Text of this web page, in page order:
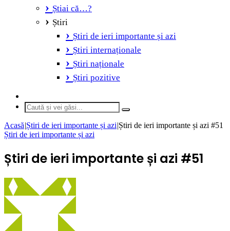
Știai că…?
Știri
Știri de ieri importante și azi
Știri internaționale
Știri naționale
Știri pozitive
skin
Caută
și
vei
Acasă|Știri de ieri importante și azi|Știri de ieri importante și azi #51
Știri de ieri importante și azi
Știri de ieri importante și azi #51